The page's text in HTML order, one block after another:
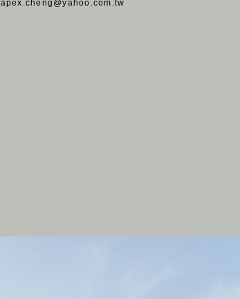
apex.cheng@yahoo.com.tw